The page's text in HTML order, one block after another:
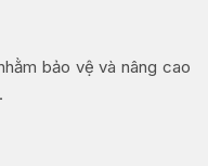
bảo vệ và nâng cao